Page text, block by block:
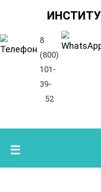
8
(800)
101-
39-
52
☰